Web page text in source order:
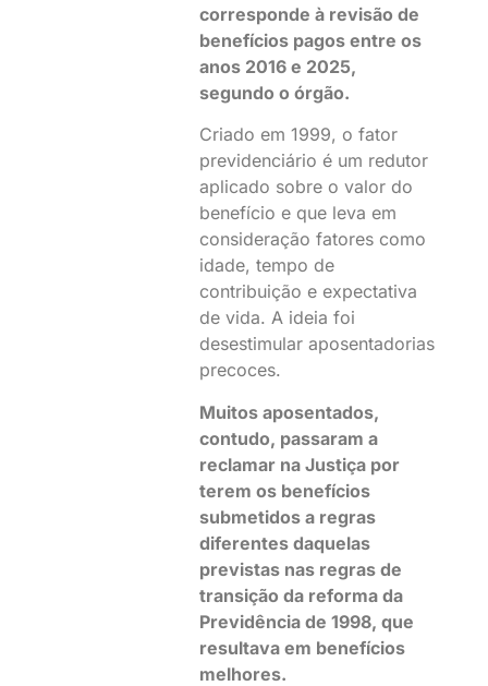
corresponde à revisão de
benefícios pagos entre os
anos 2016 e 2025,
segundo o órgão.
Criado em 1999, o fator
previdenciário é um redutor
aplicado sobre o valor do
benefício e que leva em
consideração fatores como
idade, tempo de
contribuição e expectativa
de vida. A ideia foi
desestimular aposentadorias
precoces.
Muitos aposentados,
contudo, passaram a
reclamar na Justiça por
terem os benefícios
submetidos a regras
diferentes daquelas
previstas nas regras de
transição da reforma da
Previdência de 1998, que
resultava em benefícios
melhores.